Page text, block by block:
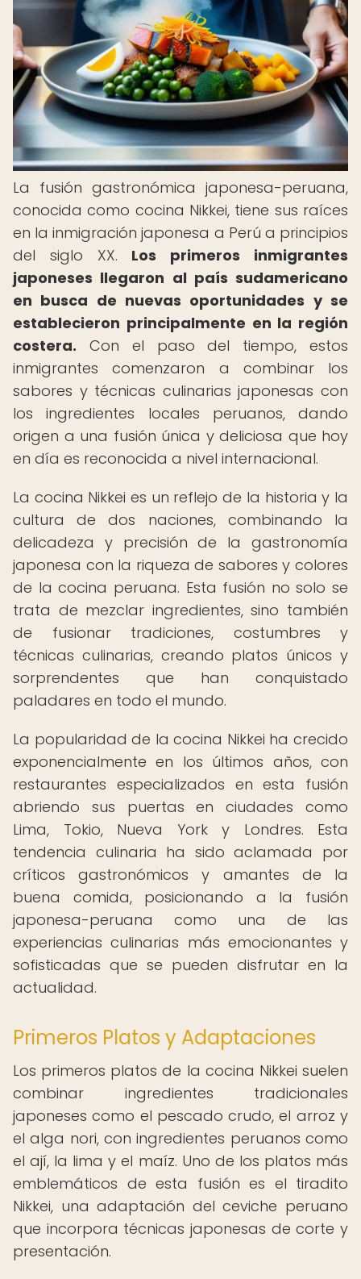
La fusión gastronómica japonesa-peruana,
conocida como cocina Nikkei, tiene sus raíces
en la inmigración japonesa a Perú a principios
del siglo XX. Los primeros inmigrantes
japoneses llegaron al país sudamericano
en busca de nuevas oportunidades y se
establecieron principalmente en la región
costera. Con el paso del tiempo, estos
inmigrantes comenzaron a combinar los
sabores y técnicas culinarias japonesas con
los ingredientes locales peruanos, dando
origen a una fusión única y deliciosa que hoy
en día es reconocida a nivel internacional.
La cocina Nikkei es un reflejo de la historia y la
cultura de dos naciones, combinando la
delicadeza y precisión de la gastronomía
japonesa con la riqueza de sabores y colores
de la cocina peruana. Esta fusión no solo se
trata de mezclar ingredientes, sino también
de fusionar tradiciones, costumbres y
técnicas culinarias, creando platos únicos y
sorprendentes que han conquistado
paladares en todo el mundo.
La popularidad de la cocina Nikkei ha crecido
exponencialmente en los últimos años, con
restaurantes especializados en esta fusión
abriendo sus puertas en ciudades como
Lima, Tokio, Nueva York y Londres. Esta
tendencia culinaria ha sido aclamada por
críticos gastronómicos y amantes de la
buena comida, posicionando a la fusión
japonesa-peruana como una de las
experiencias culinarias más emocionantes y
sofisticadas que se pueden disfrutar en la
actualidad.
Primeros Platos y Adaptaciones
Los primeros platos de la cocina Nikkei suelen
combinar ingredientes tradicionales
japoneses como el pescado crudo, el arroz y
el alga nori, con ingredientes peruanos como
el ají, la lima y el maíz. Uno de los platos más
emblemáticos de esta fusión es el tiradito
Nikkei, una adaptación del ceviche peruano
que incorpora técnicas japonesas de corte y
presentación.